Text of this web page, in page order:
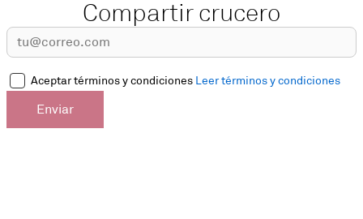
Compartir crucero
Aceptar términos y condiciones Leer términos y condiciones
Enviar